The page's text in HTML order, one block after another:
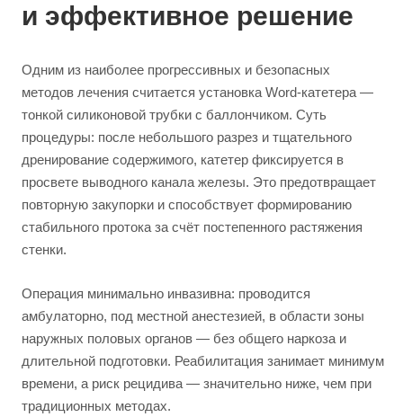
и эффективное решение
Одним из наиболее прогрессивных и безопасных
методов лечения считается установка Word-катетера —
тонкой силиконовой трубки с баллончиком. Суть
процедуры: после небольшого разрез и тщательного
дренирование содержимого, катетер фиксируется в
просвете выводного канала железы. Это предотвращает
повторную закупорки и способствует формированию
стабильного протока за счёт постепенного растяжения
стенки.
Операция минимально инвазивна: проводится
амбулаторно, под местной анестезией, в области зоны
наружных половых органов — без общего наркоза и
длительной подготовки. Реабилитация занимает минимум
времени, а риск рецидива — значительно ниже, чем при
традиционных методах.